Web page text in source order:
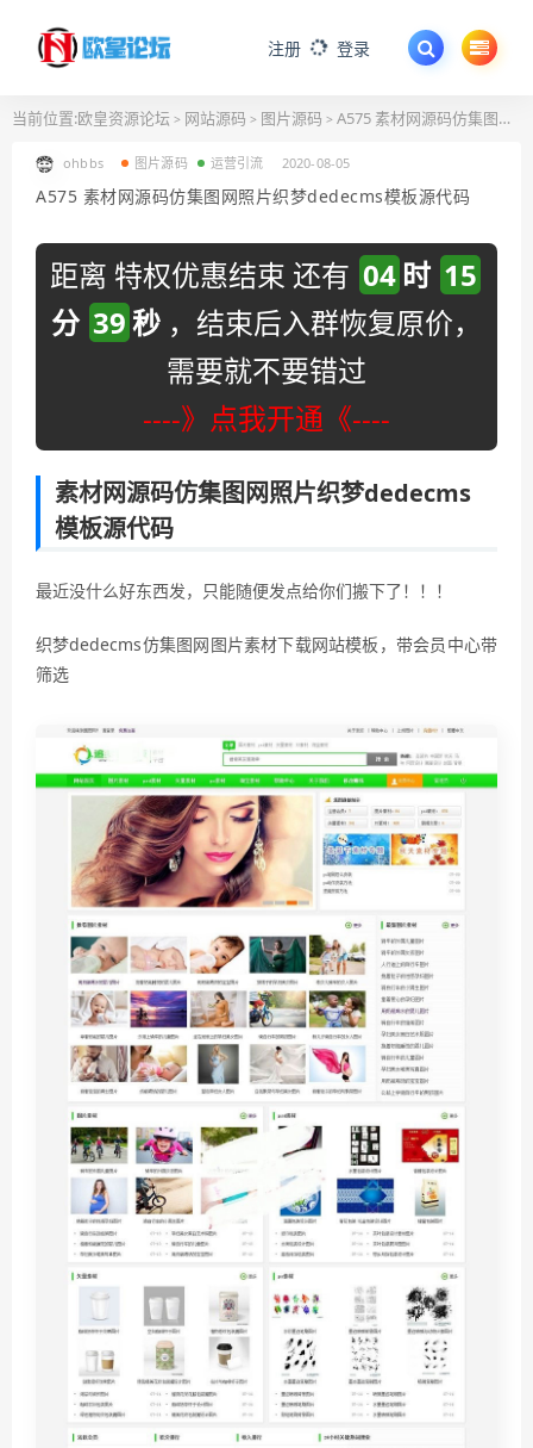
注册 登录
当前位置:欧皇资源论坛 > 网站源码 > 图片源码 > A575 素材网源码仿集图网照片织梦dedecms模板源代码
ohbbs 图片源码 运营引流 2020-08-05
A575 素材网源码仿集图网照片织梦dedecms模板源代码
距离 特权优惠结束 还有 04 时 15
分 39秒 ，结束后入群恢复原价，
需要就不要错过
----》点我开通《----
素材网源码仿集图网照片织梦dedecms
模板源代码
最近没什么好东西发，只能随便发点给你们搬下了！！！
织梦dedecms仿集图网图片素材下载网站模板，带会员中心带
筛选